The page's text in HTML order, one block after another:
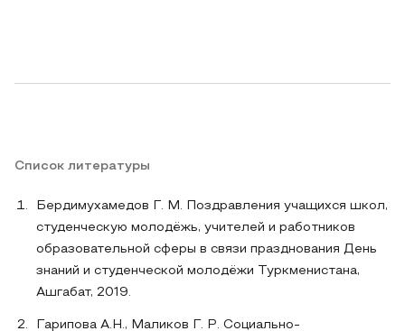
Список литературы
Бердимухамедов Г. М. Поздравления учащихся школ,
студенческую молодёжь, учителей и работников
образовательной сферы в связи празднования День
знаний и студенческой молодёжи Туркменистана,
Ашгабат, 2019.
Гарипова А.Н., Маликов Г. Р. Социально-